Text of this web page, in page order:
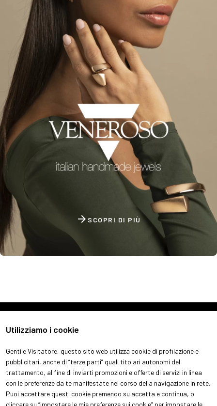
SCOPRI DI PIÙ
arrow_forward
Utilizziamo i cookie
Gentile Visitatore, questo sito web utilizza cookie di profilazione e
pubblicitari, anche di “terze parti” quali titolari autonomi del
trattamento, al fine di inviarti promozioni e offerte di servizi in linea
con le preferenze da te manifestate nel corso della navigazione in rete.
Puoi accettare questi cookie premendo su accetta e continua, o
cliccare su “impostare le mie preferenze sui cookie” per impostare le
ABOUT
Chi siamo
VISITA
Perchè visitare